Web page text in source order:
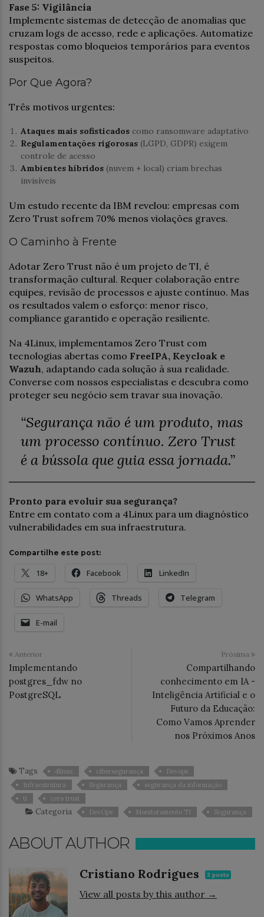
Fase 5: Vigilância
Implemente sistemas de detecção de anomalias que
cruzam logs de acesso, rede e aplicações. Automatize
respostas como bloqueios temporários para eventos
suspeitos.
Por Que Agora?
Três motivos urgentes:
Ataques mais sofisticados como ransomware adaptativo
Regulamentações rigorosas (LGPD, GDPR) exigem
controle de acesso
Ambientes híbridos (nuvem + local) criam brechas
invisíveis
Um estudo recente da IBM revelou: empresas com
Zero Trust sofrem 70% menos violações graves.
O Caminho à Frente
Adotar Zero Trust não é um projeto de TI, é
transformação cultural. Requer colaboração entre
equipes, revisão de processos e ajuste contínuo. Mas
os resultados valem o esforço: menor risco,
compliance garantido e operação resiliente.
Na 4Linux, implementamos Zero Trust com
tecnologias abertas como FreeIPA, Keycloak e
Wazuh, adaptando cada solução à sua realidade.
Converse com nossos especialistas e descubra como
proteger seu negócio sem travar sua inovação.
“Segurança não é um produto, mas
um processo contínuo. Zero Trust
é a bússola que guia essa jornada.”
Pronto para evoluir sua segurança?
Entre em contato com a 4Linux para um diagnóstico
vulnerabilidades em sua infraestrutura.
Compartilhe este post:
18+ Facebook LinkedIn
WhatsApp Threads Telegram
E-mail
Anterior
Implementando
postgres_fdw no
PostgreSQL
Próxima
Compartilhando
conhecimento em IA -
Inteligência Artificial e o
Futuro da Educação:
Como Vamos Aprender
nos Próximos Anos
Tags 4linux cibersegurança
Devops
Infraestrutura
Segurança
segurança da informação
ti
zero trust
Categoria DevOps Monitoramento TI Segurança
ABOUT AUTHOR
Cristiano Rodrigues 3 posts
View all posts by this author →